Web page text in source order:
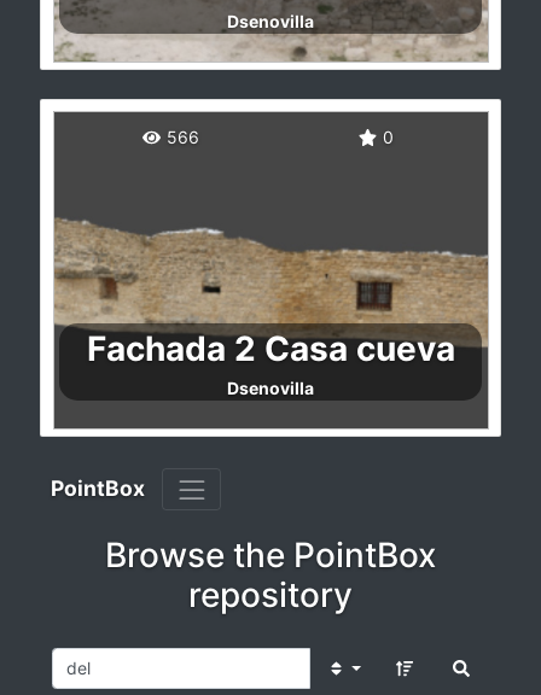
Dsenovilla
Levantamiento fotogramétrico de la fachada
de una de las casas cueva de Trigueros del
Fachada 2 Casa cueva
Dsenovilla
de una de las casas cueva de Trigueros del
566 0
PointBox
Browse the PointBox
repository